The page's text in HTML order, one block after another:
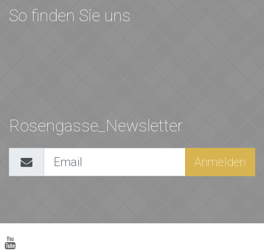
So finden Sie uns
Rosengasse_Newsletter
Anmelden